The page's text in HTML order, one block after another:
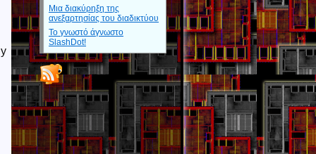
Μια διακύρηξη της
ανεξαρτησίας του διαδικτύου
Το γνωστό άγνωστο
SlashDot!